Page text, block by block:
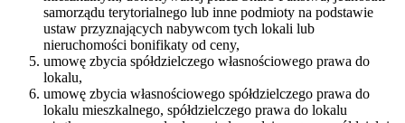
samorządu terytorialnego lub inne podmioty na podstawie
ustaw przyznających nabywcom tych lokali lub
nieruchomości bonifikaty od ceny,
umowę zbycia spółdzielczego własnościowego prawa do
lokalu,
umowę zbycia własnościowego spółdzielczego prawa do
lokalu mieszkalnego, spółdzielczego prawa do lokalu